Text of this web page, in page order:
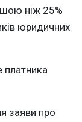
ніж 25%
юридичних
платника
заяви про